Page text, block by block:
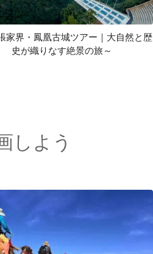
家界・鳳凰古城ツアー｜大自然と歴
史が織りなす絶景の旅～
しよう